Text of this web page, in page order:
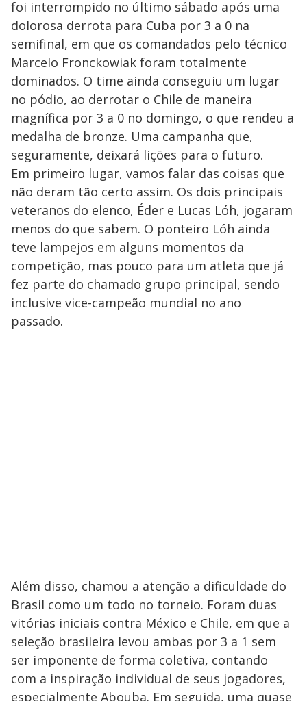
foi interrompido no último sábado após uma
dolorosa derrota para Cuba por 3 a 0 na
semifinal, em que os comandados pelo técnico
Marcelo Fronckowiak foram totalmente
dominados. O time ainda conseguiu um lugar
no pódio, ao derrotar o Chile de maneira
magnífica por 3 a 0 no domingo, o que rendeu a
medalha de bronze. Uma campanha que,
seguramente, deixará lições para o futuro.
Em primeiro lugar, vamos falar das coisas que
não deram tão certo assim. Os dois principais
veteranos do elenco, Éder e Lucas Lóh, jogaram
menos do que sabem. O ponteiro Lóh ainda
teve lampejos em alguns momentos da
competição, mas pouco para um atleta que já
fez parte do chamado grupo principal, sendo
inclusive vice-campeão mundial no ano
passado.
Além disso, chamou a atenção a dificuldade do
Brasil como um todo no torneio. Foram duas
vitórias iniciais contra México e Chile, em que a
seleção brasileira levou ambas por 3 a 1 sem
ser imponente de forma coletiva, contando
com a inspiração individual de seus jogadores,
especialmente Abouba. Em seguida, uma quase